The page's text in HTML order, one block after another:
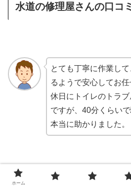
水道の修理屋さんの口コミ
とても丁寧に作業し
るようで安心してお任
休日にトイレのトラ
ですが、40分くらいで
本当に助かりました。
とても丁寧に作業して、知識や経
ホーム